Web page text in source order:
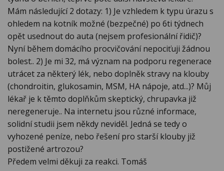
Mám následující 2 dotazy: 1) Je vzhledem k typu úrazu s
ohledem na kotník možné (bezpečné) po 6ti týdnech
opět usednout do auta (nejsem profesionální řidič)?
Nyní během domácího procvičování nepociťuji žádnou
bolest.. 2) Je mi 32, má význam na podporu regenerace
utrácet za některý lék, nebo doplněk stravy na klouby
(chondroitin, glukosamin, MSM, HA nápoje, atd...)? Můj
lékař je k těmto doplňkům skeptický, chrupavka již
neregeneruje.. Na internetu jsou různé informace,
solidní studii jsem někdy neviděl. Jedná se tedy o
vyhozené peníze, nebo řešení pro starší klouby již
postižené artrozou?
Předem velmi děkuji za reakci. Tomáš